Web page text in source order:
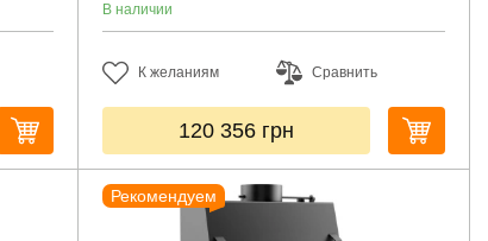
В наличии
К желаниям Сравнить
120 356 грн
Рекомендуем